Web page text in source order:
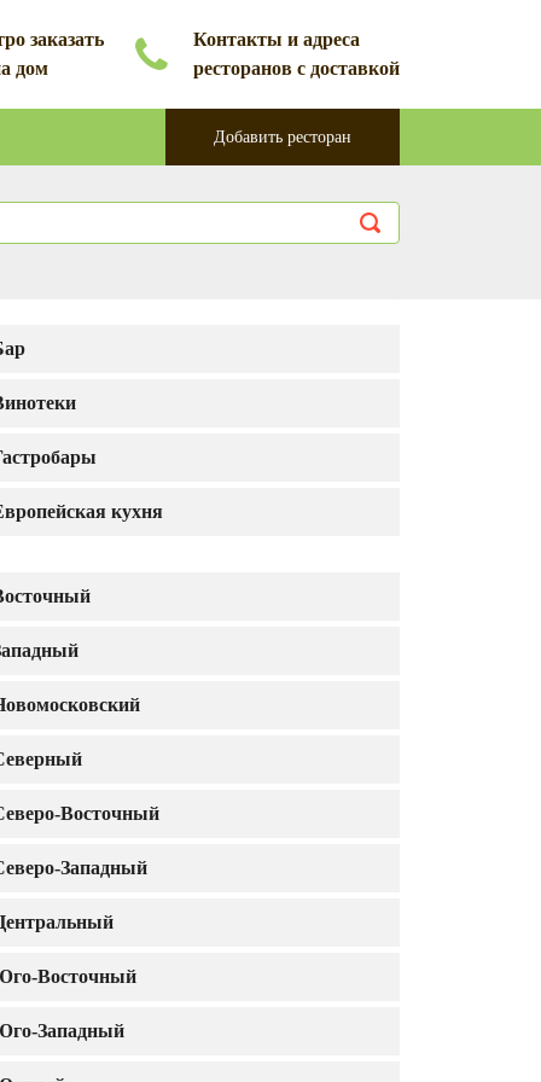
заказать
дом
Контакты и адреса
ресторанов с доставкой
Добавить ресторан
кухня
Восточный
Западный
Восточный
Западный